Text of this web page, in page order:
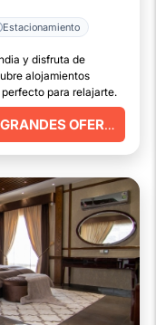
Estacionamiento
y disfruta de
alojamientos
para relajarte.
GRANDES OFERTAS